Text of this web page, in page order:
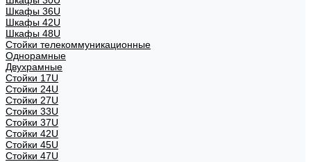
Шкафы 36U
Шкафы 42U
Шкафы 48U
Стойки телекоммуникационные
Однорамные
Двухрамные
Стойки 17U
Стойки 24U
Стойки 27U
Стойки 33U
Стойки 37U
Стойки 42U
Стойки 45U
Стойки 47U